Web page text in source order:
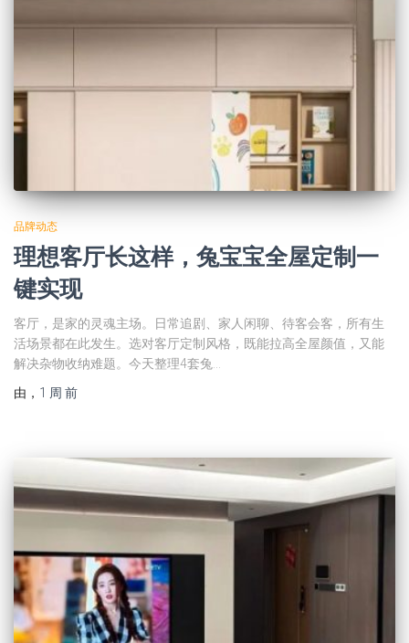
品牌动态
理想客厅长这样，兔宝宝全屋定制一
键实现
客厅，是家的灵魂主场。日常追剧、家人闲聊、待客会客，所有生
活场景都在此发生。选对客厅定制风格，既能拉高全屋颜值，又能
解决杂物收纳难题。今天整理4套兔…
由 ， 1 周 前